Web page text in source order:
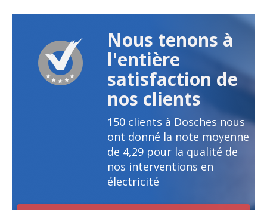
Nous tenons à
l'entière
satisfaction de
nos clients
150 clients à Dosches nous
ont donné la note moyenne
de 4,29 pour la qualité de
nos interventions en
électricité